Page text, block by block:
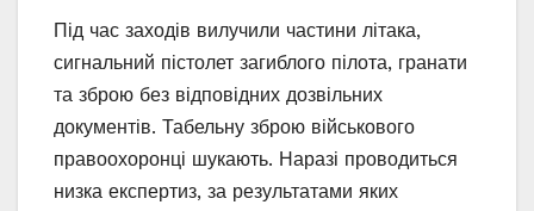
Під час заходів вилучили частини літака,
сигнальний пістолет загиблого пілота, гранати
та зброю без відповідних дозвільних
документів. Табельну зброю військового
правоохоронці шукають. Наразі проводиться
низка експертиз, за результатами яких